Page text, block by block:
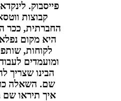
פייסבוק.
קבוצות
החברתית, ככר
היא מקום
לקוחות,
ומועמדים
הבינו שצריך
שם. השאלה
איך תיראו שם